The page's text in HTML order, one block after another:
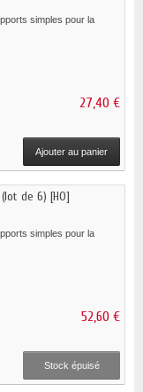
simples pour la
27,40 €
Ajouter au panier
de 6) [HO]
simples pour la
52,60 €
Stock épuisé